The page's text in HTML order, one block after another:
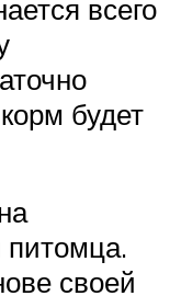
всего
будет
питомца.
своей